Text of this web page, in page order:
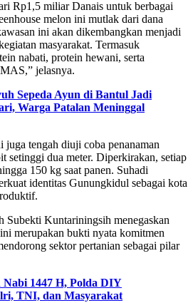
Rp1,5 miliar Danais untuk berbagai
melon ini mutlak dari dana
ini akan dikembangkan menjadi
masyarakat. Termasuk
nabati, protein hewani, serta
jelasnya.
Sepeda Ayun di Bantul Jadi
Warga Patalan Meninggal
tengah diuji coba penanaman
setinggi dua meter. Diperkirakan, setiap
150 kg saat panen. Suhadi
identitas Gunungkidul sebagai kota
Kuntariningsih menegaskan
merupakan bukti nyata komitmen
sektor pertanian sebagai pilar
1447 H, Polda DIY
TNI, dan Masyarakat